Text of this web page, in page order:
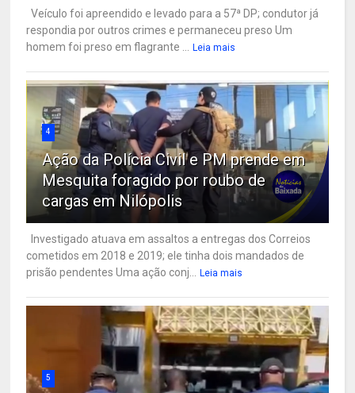
Veículo foi apreendido e levado para a 57ª DP; condutor já
respondia por outros crimes e permaneceu preso Um
homem foi preso em flagrante ...
Leia mais
4
Ação da Polícia Civil e PM prende em
Mesquita foragido por roubo de
cargas em Nilópolis
Investigado atuava em assaltos a entregas dos Correios
cometidos em 2018 e 2019; ele tinha dois mandados de
prisão pendentes Uma ação conj...
Leia mais
5